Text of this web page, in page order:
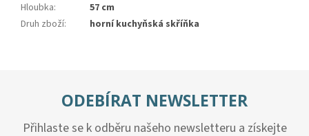
Hloubka:
57 cm
Druh zboží: horní kuchyňská skříňka
ODEBÍRAT NEWSLETTER
Přihlaste se k odběru našeho newsletteru a získejte